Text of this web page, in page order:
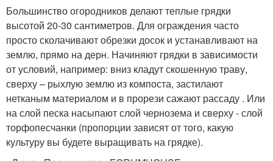
Большинство огородников делают теплые грядки
высотой 20-30 сантиметров. Для ограждения часто
просто сколачивают обрезки досок и устанавливают на
землю, прямо на дерн. Начиняют грядки в зависимости
от условий, например: вниз кладут скошенную траву,
сверху – рыхлую землю из компоста, застилают
нетканым материалом и в прорези сажают рассаду . Или
на слой песка насыпают слой чернозема и сверху - слой
торфопесчанки (пропорции зависят от того, какую
культуру вы будете выращивать на грядке).